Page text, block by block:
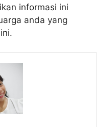
informasi ini
anda yang